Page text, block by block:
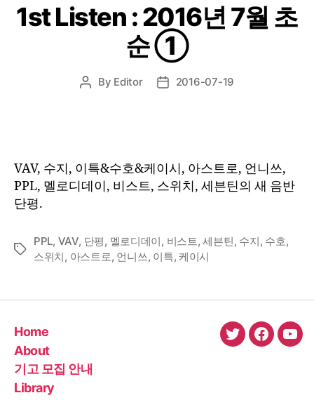
1st Listen : 2016년 7월 초
순 ①
Post
By Editor
Post2016-07-19
VAV, 수지, 이특&수호&케이시, 아스트로, 언니쓰,
PPL, 멜로디데이, 비스트, 스위치, 세븐틴의 새 음반
단평.
Tags
PPL, VAV, 단평, 멜로디데이, 비스트,세븐틴, 수지, 수호,
스위치, 아스트로, 언니쓰, 이특, 케이시
Home
About
기고 모집 안내
Library
twitter